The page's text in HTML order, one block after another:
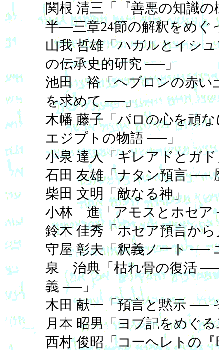
関根 清三「『善悪の知識
半―三章24節の解釈をめぐ
山我 哲雄「ハガルとイシ
の伝承史的研究 ──」
池田 裕「ヘブロンの赤い
を求めて ──」
木幡 藤子「パロの心を頑
エジプトの物語 ──」
小泉 達人「ギレアドとガ
石田 友雄「ナタン預言 ──
柴田 文明「敵なる神」
小林 進「アモスとホセア
鈴木 佳秀「ホセア預言か
守屋 彰夫「釈義ノート ──
泉 治典「枯れ骨の復活
義 ──」
木田 献一「預言と黙示 ──
月本 昭男「ヨブ記をめぐ
西村 俊昭「コーヘレトの